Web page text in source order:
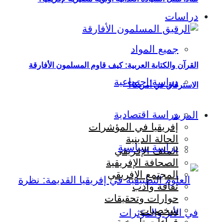
دراسات
جميع المواد
دراسة اجتماعية
دراسة اقتصادية
دراسة سياسية
القرآن والكتابة العربية: كيف قاوم المسلمون الأفارقة
الاسترقاق في أمريكا؟
المزيد
إفريقيا في المؤشرات
الحالة الدينية
الملف الإفريقي
الصحافة الإفريقية
المجتمع الإفريقي
ثقافة وأدب
حوارات وتحقيقات
شخصيات